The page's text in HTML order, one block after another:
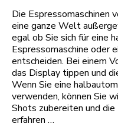
Die Espressomaschinen
eine ganze Welt
egal ob Sie sich für eine
Espressomaschine oder
entscheiden. Bei einem
das Display tippen und
Wenn Sie eine
verwenden, können Sie
Shots zubereiten und die
erfahren …